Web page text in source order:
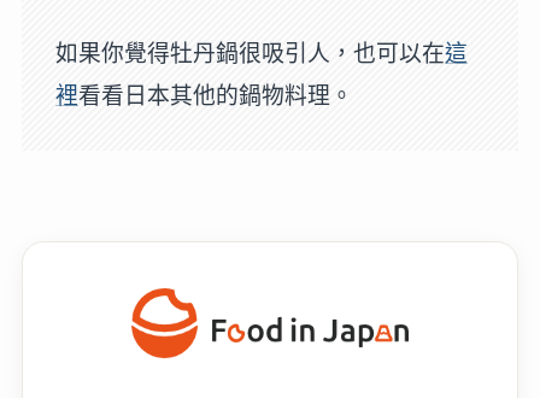
如果你覺得牡丹鍋很吸引人，也可以在這
裡看看日本其他的鍋物料理。